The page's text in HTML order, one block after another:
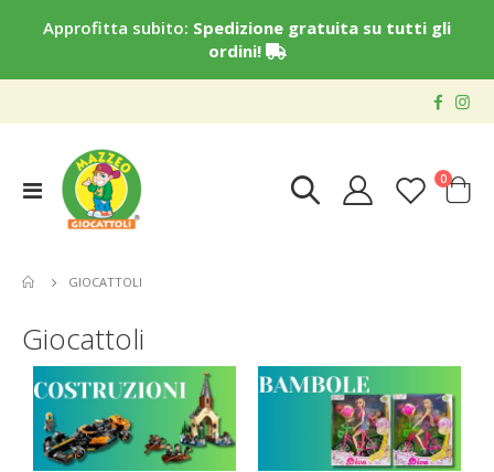
Approfitta subito: Spedizione gratuita su tutti gli
ordini!
Toggle
Nav
Cart
0elementi
GIOCATTOLI
Giocattoli